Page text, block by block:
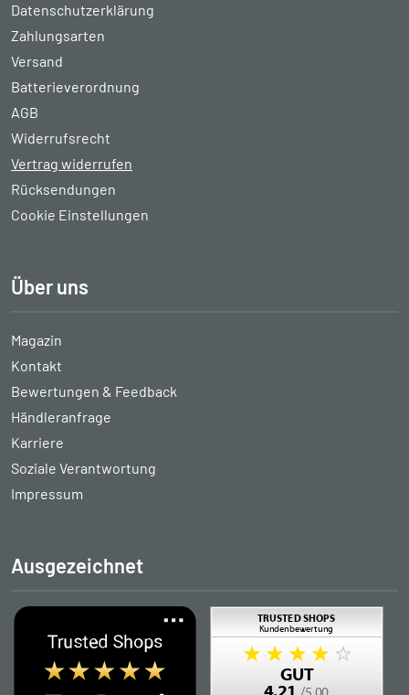
Datenschutzerklärung
Zahlungsarten
Versand
Batterieverordnung
AGB
Widerrufsrecht
Vertrag widerrufen
Rücksendungen
Cookie Einstellungen
Über uns
Magazin
Kontakt
Bewertungen & Feedback
Händleranfrage
Karriere
Soziale Verantwortung
Impressum
Ausgezeichnet